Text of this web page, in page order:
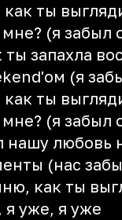
ты
(я забыл
запахла
(я
ты
(я забыл
нашу любовь
(нас
как ты
я уже, я уже